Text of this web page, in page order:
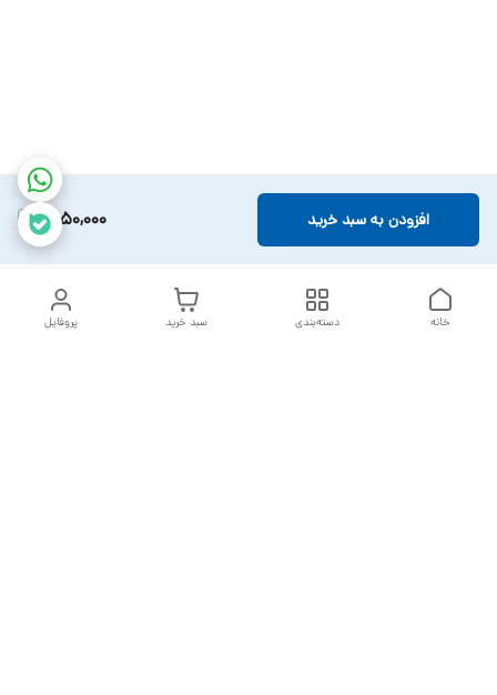
1,850,000 افزودن به سبد خرید
پروفایل سبد خرید دسته‌بندی خانه